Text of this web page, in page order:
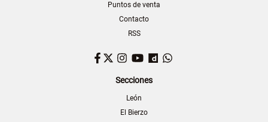
Puntos de venta
Contacto
RSS
Facebook
TwitterInstagram
YouTubeDailymotion
Secciones
León
El Bierzo